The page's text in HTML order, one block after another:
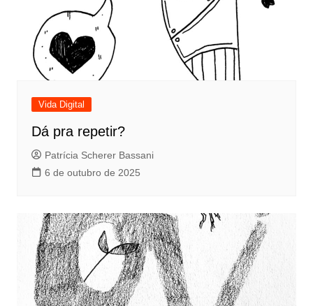
Vida Digital
Dá pra repetir?
Patrícia Scherer Bassani
6 de outubro de 2025